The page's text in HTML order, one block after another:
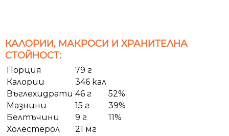
КАЛОРИИ, МАКРОСИ И ХРАНИТЕЛНА
СТОЙНОСТ:
Порция
79 г
Калории
346 кал
Въглехидрати 46 г
52%
Мазнини
15 г
39%
Белтъчини
9 г
11%
Холестерол
21 мг